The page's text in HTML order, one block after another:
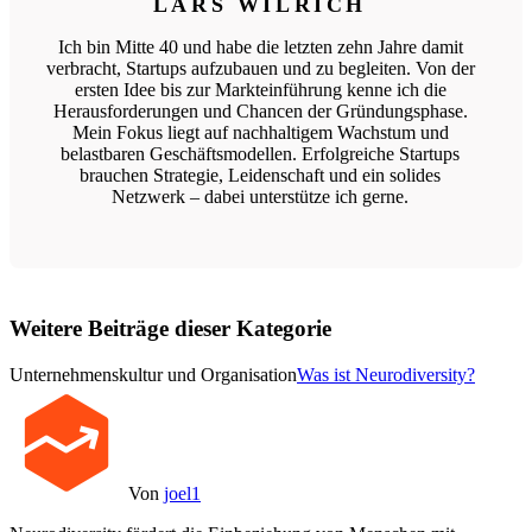
LARS WILRICH
Ich bin Mitte 40 und habe die letzten zehn Jahre damit
verbracht, Startups aufzubauen und zu begleiten. Von der
ersten Idee bis zur Markteinführung kenne ich die
Herausforderungen und Chancen der Gründungsphase.
Mein Fokus liegt auf nachhaltigem Wachstum und
belastbaren Geschäftsmodellen. Erfolgreiche Startups
brauchen Strategie, Leidenschaft und ein solides
Netzwerk – dabei unterstütze ich gerne.
Weitere Beiträge dieser Kategorie
Unternehmenskultur und OrganisationWas ist Neurodiversity?
Von joel1